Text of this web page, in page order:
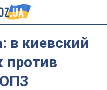
в киевский
против